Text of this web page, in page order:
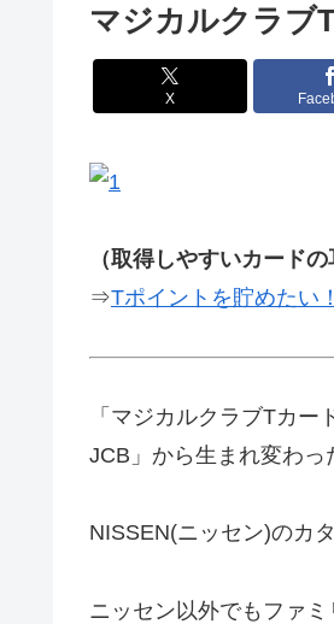
マジカルクラブ
X
（取得しやすいカードの
⇒Tポイントを貯めたい
「マジカルクラブTカ
JCB」から生まれ変わっ
NISSEN(ニッセン)のカ
ニッセン以外でもファ